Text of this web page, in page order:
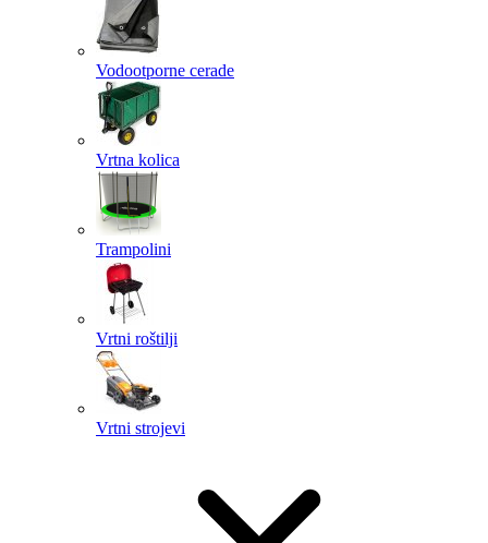
Vodootporne cerade
Vrtna kolica
Trampolini
Vrtni roštilji
Vrtni strojevi